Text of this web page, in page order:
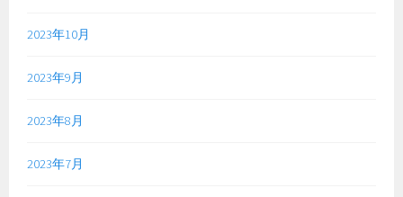
2023年10月
2023年9月
2023年8月
2023年7月